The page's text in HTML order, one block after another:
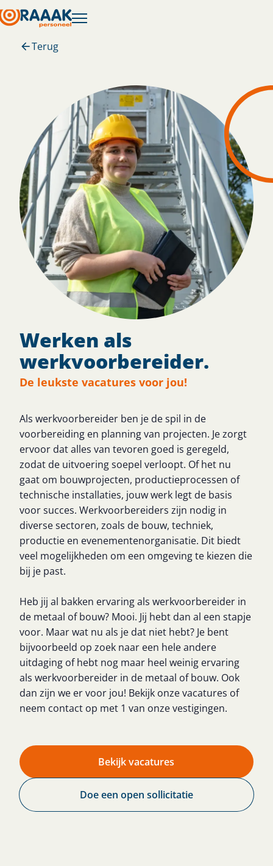
Terug
Werken als
werkvoorbereider.
De leukste vacatures voor jou!
Als werkvoorbereider ben je de spil in de
voorbereiding en planning van projecten. Je zorgt
ervoor dat alles van tevoren goed is geregeld,
zodat de uitvoering soepel verloopt. Of het nu
gaat om bouwprojecten, productieprocessen of
technische installaties, jouw werk legt de basis
voor succes. Werkvoorbereiders zijn nodig in
diverse sectoren, zoals de bouw, techniek,
productie en evenementenorganisatie. Dit biedt
veel mogelijkheden om een omgeving te kiezen die
bij je past.
Heb jij al bakken ervaring als werkvoorbereider in
de metaal of bouw? Mooi. Jij hebt dan al een stapje
voor. Maar wat nu als je dat niet hebt? Je bent
bijvoorbeeld op zoek naar een hele andere
uitdaging of hebt nog maar heel weinig ervaring
als werkvoorbereider in de metaal of bouw. Ook
dan zijn we er voor jou! Bekijk onze vacatures of
neem contact op met 1 van onze vestigingen.
Bekijk vacatures
Doe een open sollicitatie